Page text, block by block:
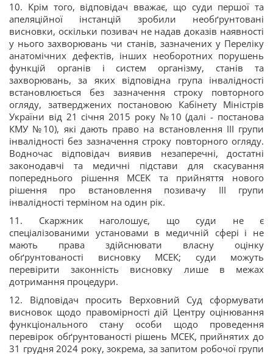
10. Крім того, відповідач вважає, що суди першої та
апеляційної інстанцій зробили необґрунтовані
висновки, оскільки позивач не надав доказів наявності
у нього захворювань чи станів, зазначених у Переліку
анатомічних дефектів, інших необоротних порушень
функцій органів і систем організму, станів та
захворювань, за яких відповідна група інвалідності
встановлюється без зазначення строку повторного
огляду, затверджених постановою Кабінету Міністрів
України від 21 січня 2015 року №10 (далі - постанова
КМУ №10), які дають право на встановлення III групи
інвалідності без зазначення строку повторного огляду.
Водночас відповідач виявив незаперечні, достатні
законодавчі та медичні підстави для скасування
попереднього рішення МСЕК та прийняття нового
рішення про встановлення позивачу III групи
інвалідності терміном на один рік.
11. Скаржник наголошує, що суди не є
спеціалізованими установами в медичній сфері і не
мають права здійснювати власну оцінку
обґрунтованості висновку МСЕК; суди можуть
перевірити законність висновку лише в межах
дотримання процедури.
12. Відповідач просить Верховний Суд сформувати
висновок щодо правомірності дій Центру оцінювання
функціонального стану особи щодо проведення
перевірок обґрунтованості рішень МСЕК, прийнятих до
31 грудня 2024 року, зокрема, за запитом робочої групи